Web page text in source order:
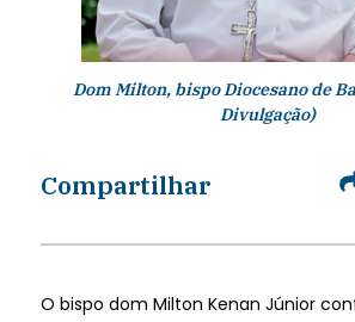
Dom Milton, bispo Diocesano de
Divulgação)
Compartilhar
O bispo dom Milton Kenan Júnior